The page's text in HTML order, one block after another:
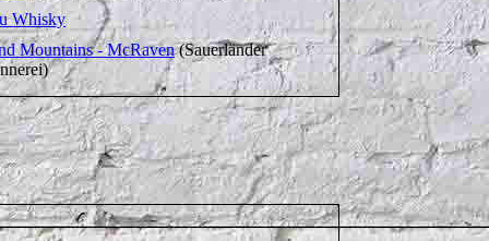
Whisky
Mountains - McRaven(Sauerländer